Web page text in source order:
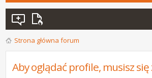
Strona główna forum
Aby oglądać profile, musisz